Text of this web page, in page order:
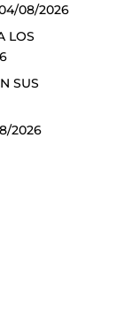
08/2026
LOS
SUS
2026